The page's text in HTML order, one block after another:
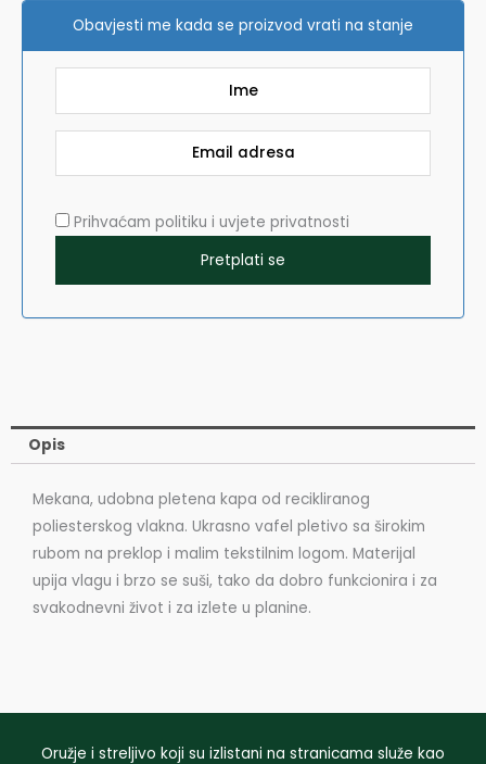
Obavjesti me kada se proizvod vrati na stanje
Prihvaćam politiku i uvjete privatnosti
Opis
Mekana, udobna pletena kapa od recikliranog
poliesterskog vlakna. Ukrasno vafel pletivo sa širokim
rubom na preklop i malim tekstilnim logom. Materijal
upija vlagu i brzo se suši, tako da dobro funkcionira i za
svakodnevni život i za izlete u planine.
Oružje i streljivo koji su izlistani na stranicama služe kao